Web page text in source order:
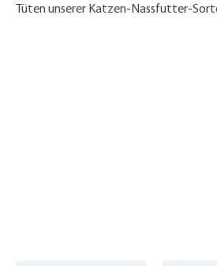
Tüten unserer Katzen-Nassfutter-